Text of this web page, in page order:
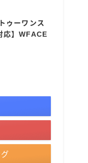
ゥーワンス
応】WFACE